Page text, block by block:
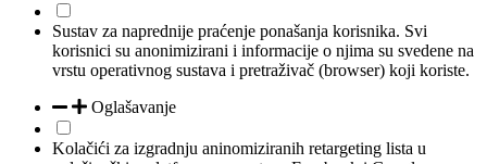
Sustav za naprednije praćenje ponašanja korisnika. Svi
korisnici su anonimizirani i informacije o njima su svedene na
vrstu operativnog sustava i pretraživač (browser) koji koriste.
Oglašavanje
Kolačići za izgradnju aninomiziranih retargeting lista u